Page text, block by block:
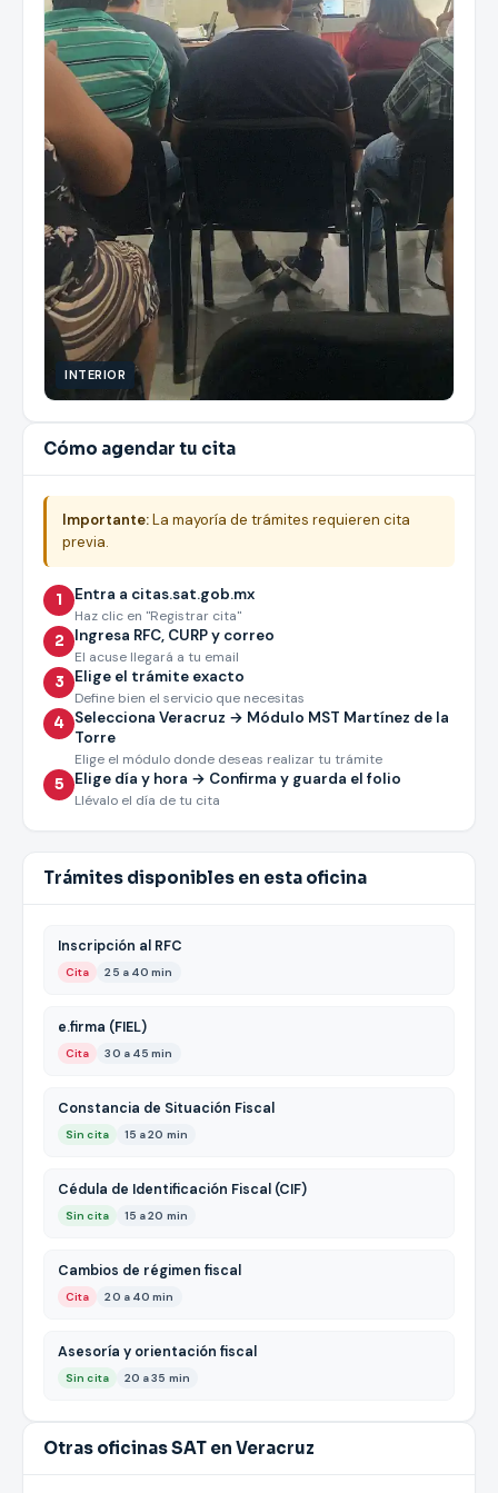
INTERIOR
Cómo agendar tu cita
Importante:La mayoría de trámites requieren cita
previa.
1 Entra a citas.sat.gob.mx
Haz clic en "Registrar cita"
2 Ingresa RFC, CURP y correo
El acuse llegará a tu email
3 Elige el trámite exacto
Define bien el servicio que necesitas
4 Selecciona Veracruz → Módulo MST Martínez de la
Torre
Elige el módulo donde deseas realizar tu trámite
5 Elige día y hora → Confirma y guarda el folio
Llévalo el día de tu cita
Trámites disponibles en esta oficina
Inscripción al RFC
Cita 25 a 40 min
e.firma (FIEL)
Cita 30 a 45 min
Constancia de Situación Fiscal
Sin cita 15 a 20 min
Cédula de Identificación Fiscal (CIF)
Sin cita 15 a 20 min
Cambios de régimen fiscal
Cita 20 a 40 min
Asesoría y orientación fiscal
Sin cita 20 a 35 min
Otras oficinas SAT en Veracruz